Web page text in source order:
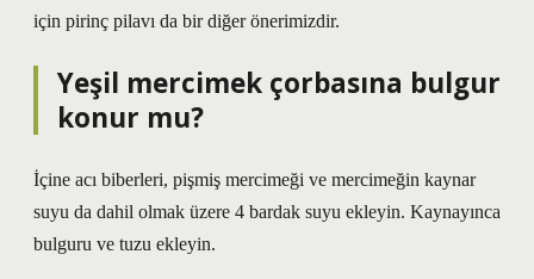
için pirinç pilavı da bir diğer önerimizdir.
Yeşil mercimek çorbasına bulgur
konur mu?
İçine acı biberleri, pişmiş mercimeği ve mercimeğin kaynar
suyu da dahil olmak üzere 4 bardak suyu ekleyin. Kaynayınca
bulguru ve tuzu ekleyin.